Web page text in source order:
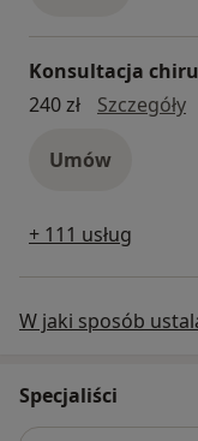
Konsultacja
240 zł
Szczegóły
Umów
+ 111 usług
W jaki sposób
Specjaliści